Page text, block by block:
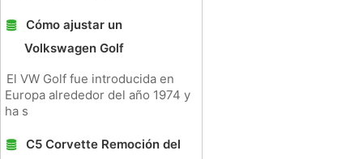
Cómo ajustar un
Volkswagen Golf
El VW Golf fue introducida en
Europa alrededor del año 1974 y
ha s
C5 Corvette Remoción del